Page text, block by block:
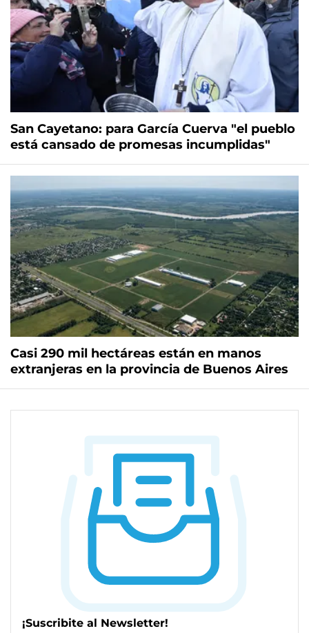
San Cayetano: para García Cuerva "el pueblo
está cansado de promesas incumplidas"
Casi 290 mil hectáreas están en manos
extranjeras en la provincia de Buenos Aires
¡Suscribite al Newsletter!